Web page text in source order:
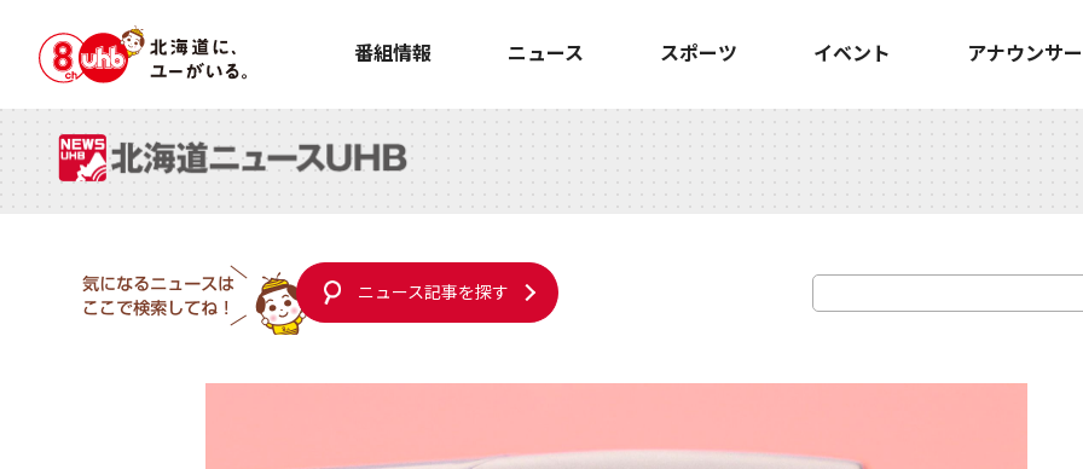
番組情報 ニュース スポーツ イベント アナウンサー
ニュース記事を探す